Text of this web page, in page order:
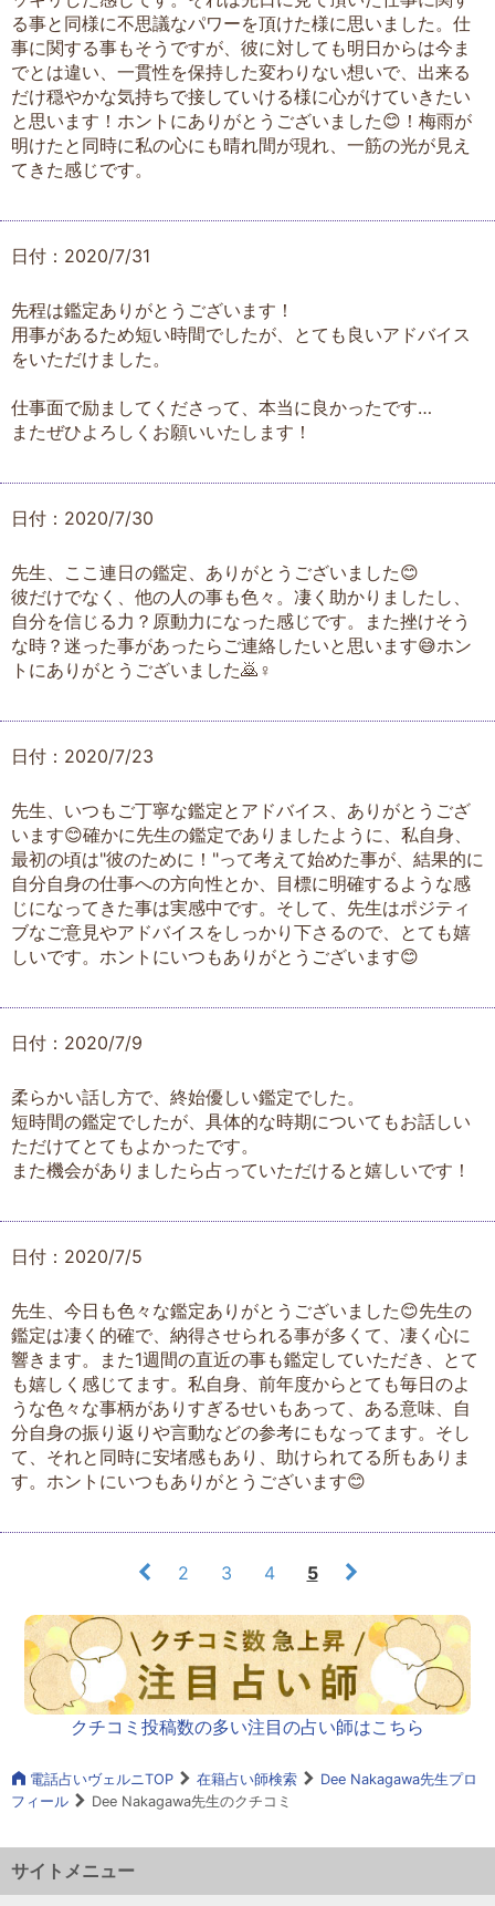
る事と同様に不思議なパワーを頂けた様に思いました。仕
事に関する事もそうですが、彼に対しても明日からは今ま
でとは違い、一貫性を保持した変わりない想いで、出来る
だけ穏やかな気持ちで接していける様に心がけていきたい
と思います！ホントにありがとうございました😊！梅雨が
明けたと同時に私の心にも晴れ間が現れ、一筋の光が見え
てきた感じです。
日付：2020/7/31
先程は鑑定ありがとうございます！
用事があるため短い時間でしたが、とても良いアドバイス
をいただけました。
仕事面で励ましてくださって、本当に良かったです…
またぜひよろしくお願いいたします！
日付：2020/7/30
先生、ここ連日の鑑定、ありがとうございました😊
彼だけでなく、他の人の事も色々。凄く助かりましたし、
自分を信じる力？原動力になった感じです。また挫けそう
な時？迷った事があったらご連絡したいと思います😅ホン
トにありがとうございました🙇♀
日付：2020/7/23
先生、いつもご丁寧な鑑定とアドバイス、ありがとうござ
います😊確かに先生の鑑定でありましたように、私自身、
最初の頃は"彼のために！"って考えて始めた事が、結果的に
自分自身の仕事への方向性とか、目標に明確するような感
じになってきた事は実感中です。そして、先生はポジティ
ブなご意見やアドバイスをしっかり下さるので、とても嬉
しいです。ホントにいつもありがとうございます😊
日付：2020/7/9
柔らかい話し方で、終始優しい鑑定でした。
短時間の鑑定でしたが、具体的な時期についてもお話しい
ただけてとてもよかったです。
また機会がありましたら占っていただけると嬉しいです！
日付：2020/7/5
先生、今日も色々な鑑定ありがとうございました😊先生の
鑑定は凄く的確で、納得させられる事が多くて、凄く心に
響きます。また1週間の直近の事も鑑定していただき、とて
も嬉しく感じてます。私自身、前年度からとても毎日のよ
うな色々な事柄がありすぎるせいもあって、ある意味、自
分自身の振り返りや言動などの参考にもなってます。そし
て、それと同時に安堵感もあり、助けられてる所もありま
す。ホントにいつもありがとうございます😊
2 3 4 5
クチコミ投稿数の多い注目の占い師はこちら
電話占いヴェルニTOP 在籍占い師検索
Dee Nakagawa先生プロ
フィール
Dee Nakagawa先生のクチコミ
サイトメニュー